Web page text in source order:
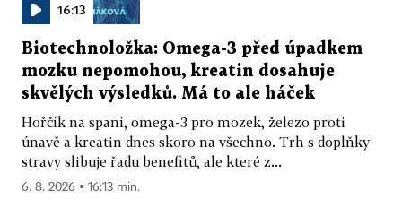
16:13
Biotechnoložka: Omega-3 před úpadkem
mozku nepomohou, kreatin dosahuje
skvělých výsledků. Má to ale háček
Hořčík na spaní, omega-3 pro mozek, železo proti
únavě a kreatin dnes skoro na všechno. Trh s doplňky
stravy slibuje řadu benefitů, ale které z...
6. 8. 2026 ▪ 16:13 min.